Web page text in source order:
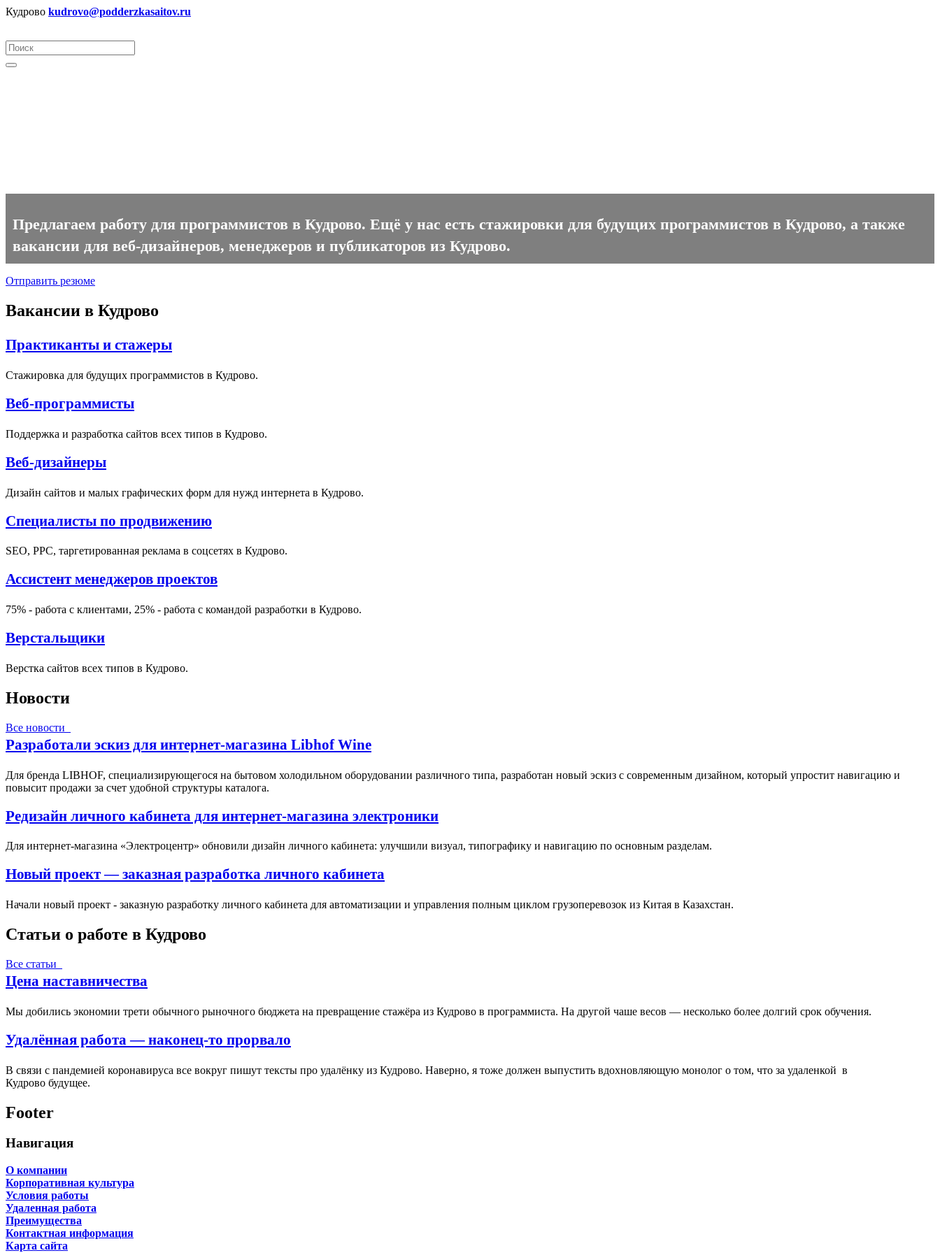
Кудрово kudrovo@podderzkasaitov.ru
Предлагаем работу для программистов в Кудрово. Ещё у нас есть стажировки для будущих программистов в Кудрово, а также
вакансии для веб-дизайнеров, менеджеров и публикаторов из Кудрово.
Отправить резюме
Вакансии в Кудрово
Практиканты и стажеры
Стажировка для будущих программистов в Кудрово.
Веб-программисты
Поддержка и разработка сайтов всех типов в Кудрово.
Веб-дизайнеры
Дизайн сайтов и малых графических форм для нужд интернета в Кудрово.
Специалисты по продвижению
SEO, PPC, таргетированная реклама в соцсетях в Кудрово.
Ассистент менеджеров проектов
75% - работа с клиентами, 25% - работа с командой разработки в Кудрово.
Верстальщики
Верстка сайтов всех типов в Кудрово.
Новости
Все новости
Разработали эскиз для интернет-магазина Libhof Wine
Для бренда LIBHOF, специализирующегося на бытовом холодильном оборудовании различного типа, разработан новый эскиз с современным дизайном, который упростит навигацию и
повысит продажи за счет удобной структуры каталога.
Редизайн личного кабинета для интернет-магазина электроники
Для интернет-магазина «Электроцентр» обновили дизайн личного кабинета: улучшили визуал, типографику и навигацию по основным разделам.
Новый проект — заказная разработка личного кабинета
Начали новый проект - заказную разработку личного кабинета для автоматизации и управления полным циклом грузоперевозок из Китая в Казахстан.
Статьи о работе в Кудрово
Все статьи
Цена наставничества
Мы добились экономии трети обычного рыночного бюджета на превращение стажёра из Кудрово в программиста. На другой чаше весов — несколько более долгий срок обучения.
Удалённая работа — наконец-то прорвало
В связи с пандемией коронавируса все вокруг пишут тексты про удалёнку из Кудрово. Наверно, я тоже должен выпустить вдохновляющую монолог о том, что за удаленкой в
Кудрово будущее.
Footer
Навигация
О компании
Корпоративная культура
Условия работы
Удаленная работа
Преимущества
Контактная информация
Карта сайта